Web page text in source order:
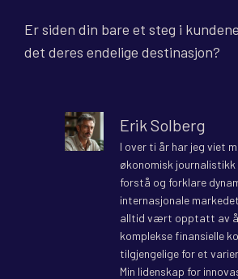
Er siden din bare et steg i
det deres endelige destinasjon?
Erik Solberg
I over ti år har jeg viet
økonomisk journalistikk
forstå og forklare
internasjonale
alltid vært opptatt av
komplekse finansielle
tilgjengelige for et
Min lidenskap for